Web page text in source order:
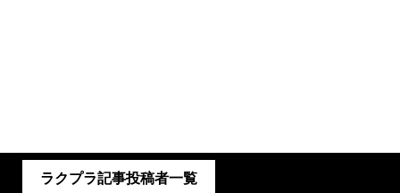
ラクプラ記事投稿者一覧